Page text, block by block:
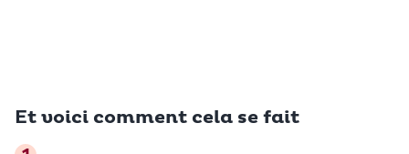
Et voici comment cela se fait